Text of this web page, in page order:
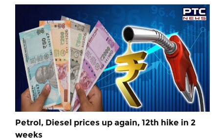
Petrol, Diesel prices up again, 12th hike in 2
weeks